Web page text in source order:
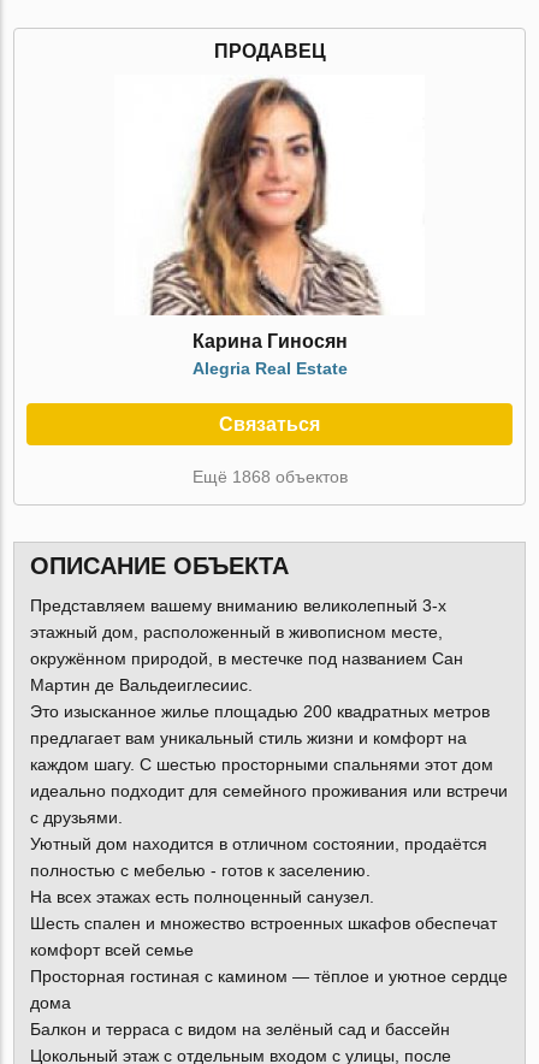
ПРОДАВЕЦ
Карина Гиносян
Alegria Real Estate
Связаться
Ещё 1868 объектов
ОПИСАНИЕ ОБЪЕКТА
Представляем вашему вниманию великолепный 3-х
этажный дом, расположенный в живописном месте,
окружённом природой, в местечке под названием Сан
Мартин де Вальдеиглесиис.
Это изысканное жилье площадью 200 квадратных метров
предлагает вам уникальный стиль жизни и комфорт на
каждом шагу. С шестью просторными спальнями этот дом
идеально подходит для семейного проживания или встречи
с друзьями.
Уютный дом находится в отличном состоянии, продаётся
полностью с мебелью - готов к заселению.
На всех этажах есть полноценный санузел.
Шесть спален и множество встроенных шкафов обеспечат
комфорт всей семье
Просторная гостиная с камином — тёплое и уютное сердце
дома
Балкон и терраса с видом на зелёный сад и бассейн
Цокольный этаж с отдельным входом с улицы, после